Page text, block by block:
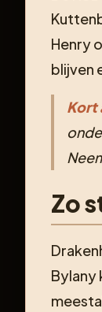
Henry
blijven
Kort
Zo
Bylany